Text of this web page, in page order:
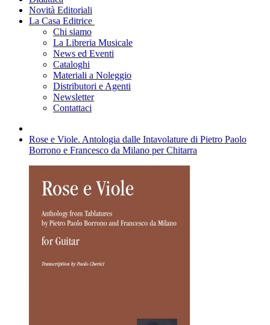
Novità Editoriali
La Casa Editrice
Chi siamo
La Libreria Musicale
News ed Eventi
Cataloghi
Materiali a Noleggio
Distributori e Agenti
Newsletter
Contattaci
Rose e Viole. Antologia dalle Intavolature di Pietro Paolo
Borrono e Francesco da Milano per Chitarra